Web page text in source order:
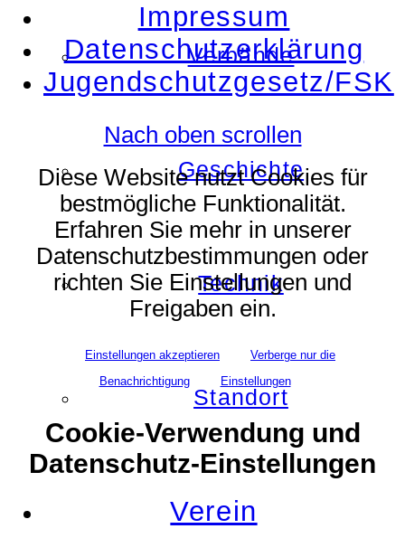
Verbände
Geschichte
Technik
Standort
Verein
Impressum
Datenschutzerklärung
Jugendschutzgesetz/FSK
Nach oben scrollen
Diese Website nutzt Cookies für
bestmögliche Funktionalität.
Erfahren Sie mehr in unserer
Datenschutzbestimmungen oder
richten Sie Einstellungen und
Freigaben ein.
Einstellungen akzeptieren
Verberge nur die
Benachrichtigung
Einstellungen
Cookie-Verwendung und
Datenschutz-Einstellungen